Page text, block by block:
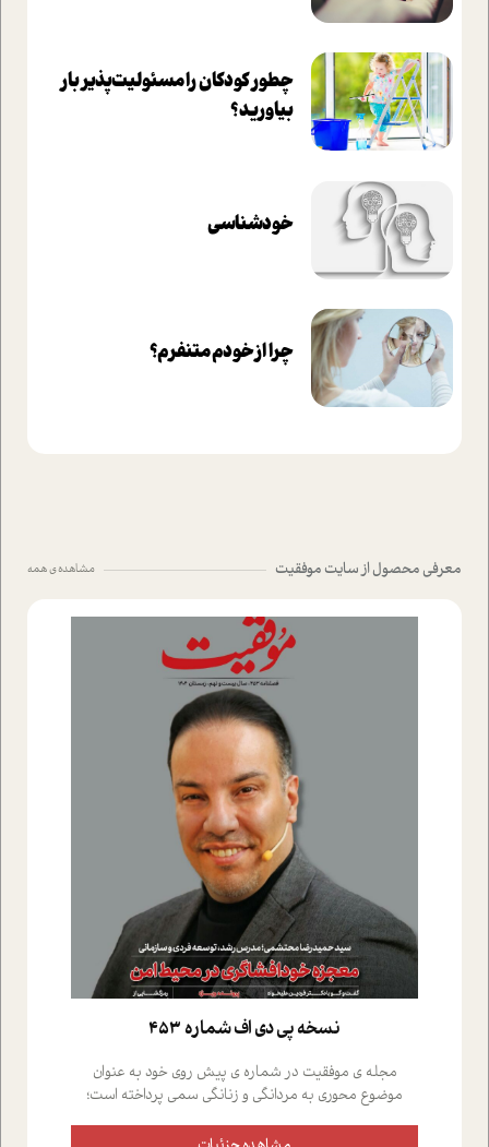
چطور کودکان را مسئولیت‌پذیر بار
بیاورید؟
خودشناسی
چرا از خودم متنفرم؟
معرفی محصول از سایت موفقیت مشاهده ی همه
نسخه پي دي اف شماره 453
مجله ی موفقیت در شماره ی پیش روی خود به عنوان
موضوع محوری به مردانگی و زنانگی سمی پرداخته است؛
علیخواه، جامعه شناس در بخش های مختلف تلاش کرده ایم